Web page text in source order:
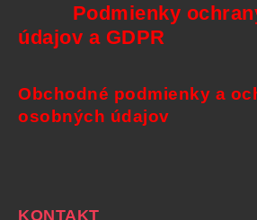
Podmienky
údajov a GDPR
Obchodné podmienky a
osobných údajov
KONTAKT